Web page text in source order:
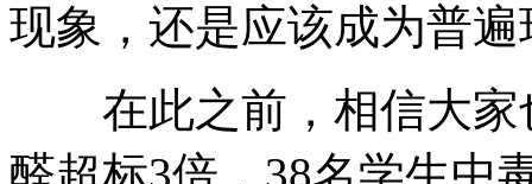
现象，还是应该成为普遍
在此之前，相信大家